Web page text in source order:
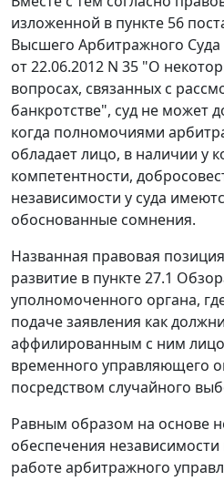
изложенной в пункте 56
Высшего Арбитражного
от 22.06.2012 N 35 "О
вопросах, связанных с
банкротстве", суд не может
когда полномочиями
обладает лицо, в наличии у
компетентности,
независимости у суда
обоснованные сомнения.
Названная правовая
развитие в пункте 27.1
уполномоченного органа,
подаче заявления как
аффилированным с ним
временного управляющего
посредством случайного
Равным образом на основе
обеспечения независимости
работе арбитражного